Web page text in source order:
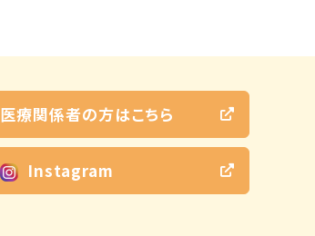
医療関係者の方はこちら
Instagram